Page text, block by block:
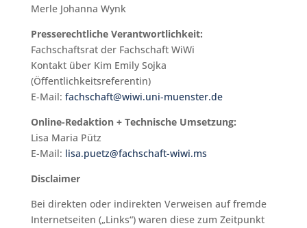
Merle Johanna Wynk
Presserechtliche Verantwortlichkeit:
Fachschaftsrat der Fachschaft WiWi
Kontakt über Kim Emily Sojka
(Öffentlichkeitsreferentin)
E-Mail: fachschaft@wiwi.uni-muenster.de
Online-Redaktion + Technische Umsetzung:
Lisa Maria Pütz
E-Mail: lisa.puetz@fachschaft-wiwi.ms
Disclaimer
Bei direkten oder indirekten Verweisen auf fremde
Internetseiten („Links“) waren diese zum Zeitpunkt